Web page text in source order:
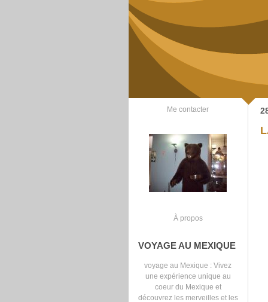
Me contacter
À propos
VOYAGE AU MEXIQUE
voyage au Mexique : Vivez
une expérience unique au
coeur du Mexique et
découvrez les merveilles et les